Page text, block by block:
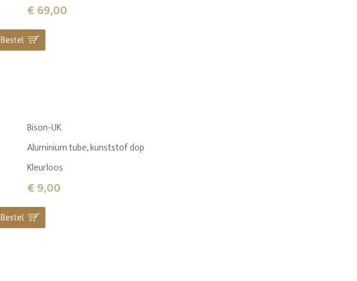
€ 69,00
Bestel
Bison-UK
Aluminium tube, kunststof dop
Kleurloos
€ 9,00
Bestel